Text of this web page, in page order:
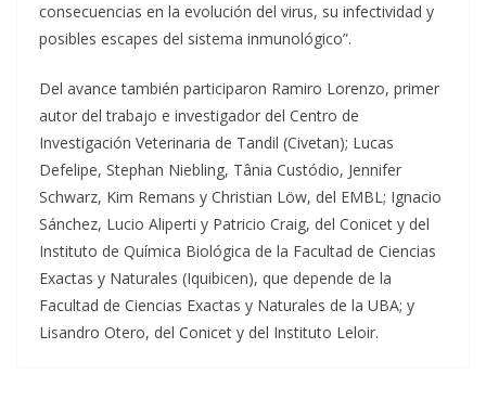
consecuencias en la evolución del virus, su infectividad y
posibles escapes del sistema inmunológico”.
Del avance también participaron Ramiro Lorenzo, primer
autor del trabajo e investigador del Centro de
Investigación Veterinaria de Tandil (Civetan); Lucas
Defelipe, Stephan Niebling, Tânia Custódio, Jennifer
Schwarz, Kim Remans y Christian Löw, del EMBL; Ignacio
Sánchez, Lucio Aliperti y Patricio Craig, del Conicet y del
Instituto de Química Biológica de la Facultad de Ciencias
Exactas y Naturales (Iquibicen), que depende de la
Facultad de Ciencias Exactas y Naturales de la UBA; y
Lisandro Otero, del Conicet y del Instituto Leloir.